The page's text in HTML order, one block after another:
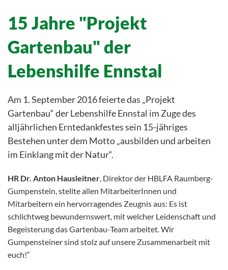
15 Jahre "Projekt
Gartenbau" der
Lebenshilfe Ennstal
Am 1. September 2016 feierte das „Projekt
Gartenbau“ der Lebenshilfe Ennstal im Zuge des
alljährlichen Erntedankfestes sein 15-jähriges
Bestehen unter dem Motto „ausbilden und arbeiten
im Einklang mit der Natur“.
HR Dr. Anton Hausleitner, Direktor der HBLFA Raumberg-
Gumpenstein, stellte allen MitarbeiterInnen und
Mitarbeitern ein hervorragendes Zeugnis aus: Es ist
schlichtweg bewundernswert, mit welcher Leidenschaft und
Begeisterung das Gartenbau-Team arbeitet. Wir
Gumpensteiner sind stolz auf unsere Zusammenarbeit mit
euch!“